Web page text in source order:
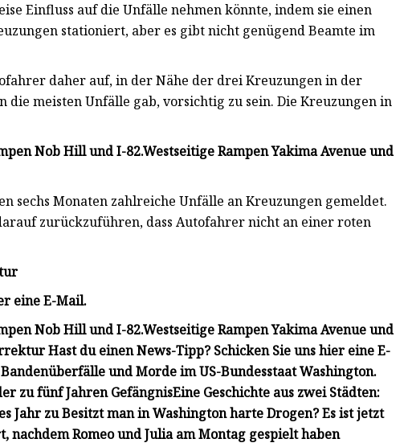
Einfluss auf die Unfälle nehmen könnte, indem sie einen
stationiert, aber es gibt nicht genügend Beamte im
daher auf, in der Nähe der drei Kreuzungen in der
die meisten Unfälle gab, vorsichtig zu sein. Die Kreuzungen in
Nob Hill und I-82.Westseitige Rampen Yakima Avenue und
sechs Monaten zahlreiche Unfälle an Kreuzungen gemeldet.
zurückzuführen, dass Autofahrer nicht an einer roten
eine E-Mail.
Nob Hill und I-82.Westseitige Rampen Yakima Avenue und
Hast du einen News-Tipp? Schicken Sie uns hier eine E-
und Morde im US-Bundesstaat Washington.
zu fünf Jahren GefängnisEine Geschichte aus zwei Städten:
Jahr zuBesitzt man in Washington harte Drogen? Es ist jetzt
Romeo und Julia am Montag gespielt haben